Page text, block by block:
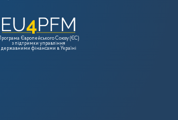
Програма Європейського Союзу (ЄС)
з підтримки управління
державними фінансами в Україні